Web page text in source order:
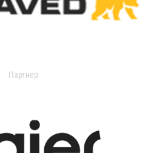
Партнер